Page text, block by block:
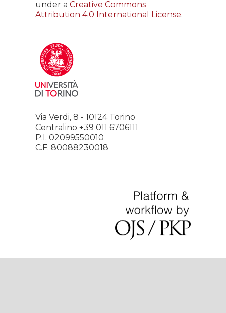
under a Creative Commons
Attribution 4.0 International License.
Via Verdi, 8 - 10124 Torino
Centralino +39 011 6706111
P.I. 02099550010
C.F. 80088230018